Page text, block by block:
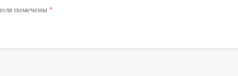
помечены *